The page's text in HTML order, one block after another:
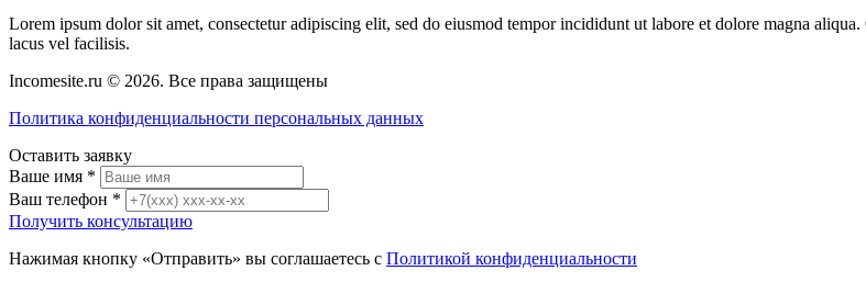
Lorem ipsum dolor sit amet, consectetur adipiscing elit, sed do eiusmod tempor incididunt ut labore et dolore magna
lacus vel facilisis.
Incomesite.ru © 2026. Все права защищены
Политика конфиденциальности персональных данных
Оставить заявку
Ваше имя *
Ваш телефон *
Получить консультацию
Нажимая кнопку «Отправить» вы соглашаетесь с Политикой конфиденциальности